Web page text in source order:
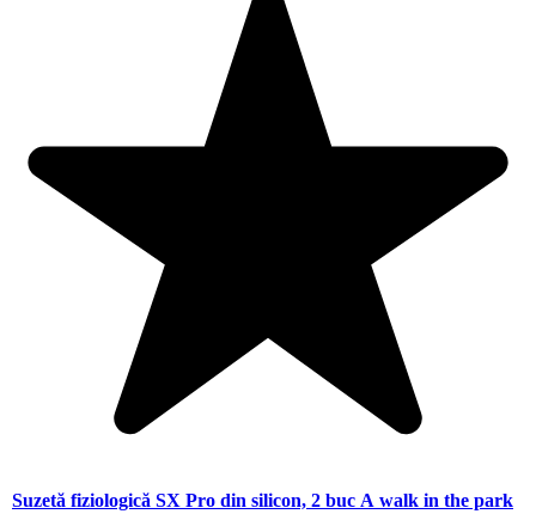
Suzetă fiziologică SX Pro din silicon, 2 buc A walk in the park